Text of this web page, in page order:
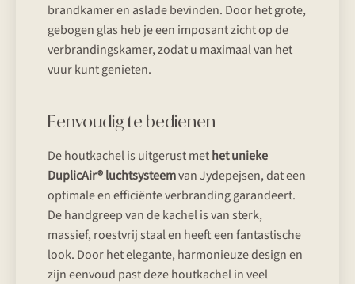
brandkamer en aslade bevinden. Door het grote,
gebogen glas heb je een imposant zicht op de
verbrandingskamer, zodat u maximaal van het
vuur kunt genieten.
Eenvoudig te bedienen
De houtkachel is uitgerust methet unieke
DuplicAir® luchtsysteemvan Jydepejsen, dat een
optimale en efficiënte verbranding garandeert.
De handgreep van de kachel is van sterk,
massief, roestvrij staal en heeft een fantastische
look. Door het elegante, harmonieuze design en
zijn eenvoud past deze houtkachel in veel